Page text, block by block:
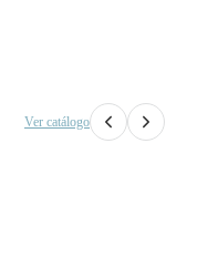
Ver catálogo